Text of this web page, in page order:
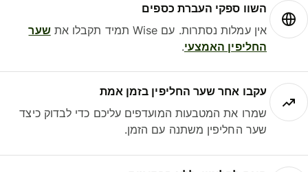
השוו ספקי העברת כספים
אין עמלות נסתרות. עם Wise תמיד תקבלו את
שער
החליפין האמצעי.
עקבו אחר שער החליפין בזמן אמת
שמרו את המטבעות המועדפים עליכם כדי לבדוק כיצד
שער החליפין משתנה עם הזמן.